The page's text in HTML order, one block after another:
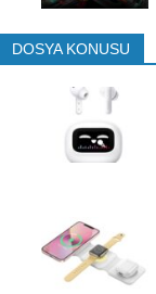
DOSYA KONUSU